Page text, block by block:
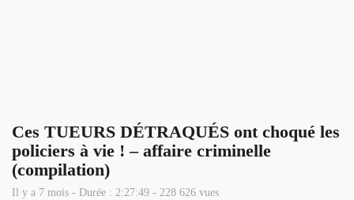
Ces TUEURS DÉTRAQUÉS ont choqué les
policiers à vie ! – affaire criminelle
(compilation)
Il y a 7 mois - Durée : 2:27:49 - 228 626 vues